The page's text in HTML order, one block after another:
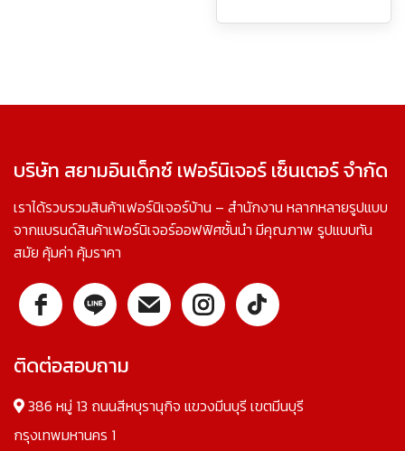
บริษัท สยามอินเด็กซ์ เฟอร์นิเจอร์ เซ็นเตอร์ จำกัด
เราได้รวบรวมสินค้าเฟอร์นิเจอร์บ้าน – สำนักงาน หลากหลายรูปแบบ
จากแบรนด์สินค้าเฟอร์นิเจอร์ออฟฟิศชั้นนำ มีคุณภาพ รูปแบบทัน
สมัย คุ้มค่า คุ้มราคา
ติดต่อสอบถาม
386 หมู่ 13 ถนนสีหบุรานุกิจ แขวงมีนบุรี เขตมีนบุรี
กรุงเทพมหานคร 1